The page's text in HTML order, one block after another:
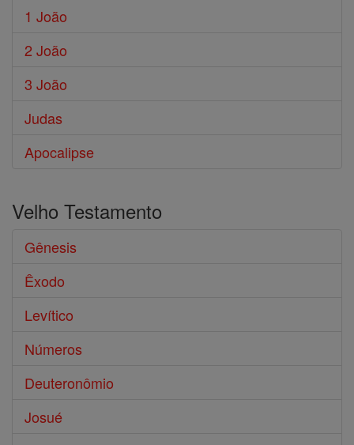
1 João
2 João
3 João
Judas
Apocalipse
Velho Testamento
Gênesis
Êxodo
Levítico
Números
Deuteronômio
Josué